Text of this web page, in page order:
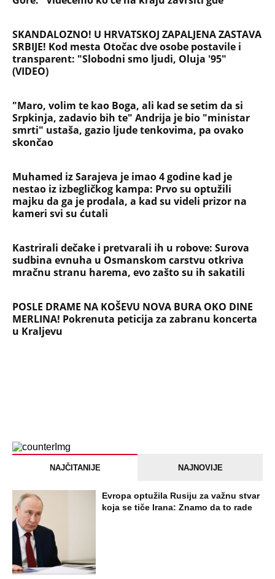
SKANDALOZNO! U HRVATSKOJ ZAPALJENA ZASTAVA
SRBIJE! Kod mesta Otočac dve osobe postavile i
transparent: "Slobodni smo ljudi, Oluja '95"
(VIDEO)
"Maro, volim te kao Boga, ali kad se setim da si
Srpkinja, zadavio bih te" Andrija je bio "ministar
smrti" ustaša, gazio ljude tenkovima, pa ovako
skončao
Muhamed iz Sarajeva je imao 4 godine kad je
nestao iz izbegličkog kampa: Prvo su optužili
majku da ga je prodala, a kad su videli prizor na
kameri svi su ćutali
Kastrirali dečake i pretvarali ih u robove: Surova
sudbina evnuha u Osmanskom carstvu otkriva
mračnu stranu harema, evo zašto su ih sakatili
POSLE DRAME NA KOŠEVU NOVA BURA OKO DINE
MERLINA! Pokrenuta peticija za zabranu koncerta
u Kraljevu
NAJČITANIJE NAJNOVIJE
Evropa optužila Rusiju za važnu stvar
koja se tiče Irana: Znamo da to rade